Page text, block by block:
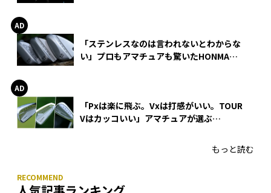
「ステンレスなのは言われないとわからな
い」プロもアマチュアも驚いたHONMA
「Pxは楽に飛ぶ。Vxは打感がいい。TOUR
Vはカッコいい」アマチュアが選ぶ
もっと読む